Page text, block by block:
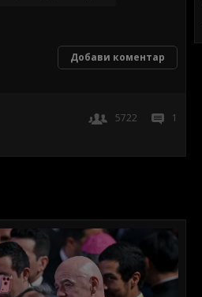
Добави коментар
5722 1